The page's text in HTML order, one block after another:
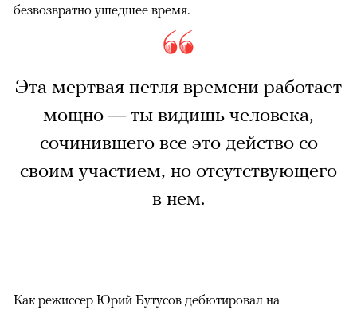
безвозвратно ушедшее время.
Эта мертвая петля времени работает
мощно — ты видишь человека,
сочинившего все это действо со
своим участием, но отсутствующего
в нем.
Как режиссер Юрий Бутусов дебютировал на